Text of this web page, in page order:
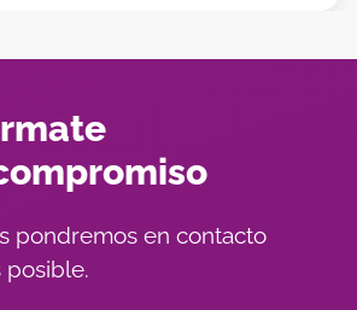
pondremos en contacto
posible.